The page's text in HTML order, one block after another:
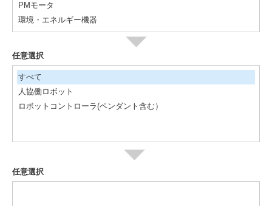
PMモータ
環境・エネルギー機器
任意選択
すべて
人協働ロボット
ロボットコントローラ(ペンダント含む）
任意選択